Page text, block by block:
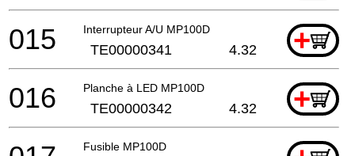
Interrupteur A/U MP100D +
015 TE00000341 4.32
Planche à LED MP100D +
016 TE00000342 4.32
Fusible MP100D